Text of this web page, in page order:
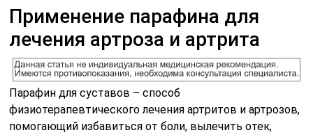
Применение парафина для
лечения артроза и артрита
Парафин для суставов – способ
физиотерапевтического лечения артритов и артрозов,
помогающий избавиться от боли, вылечить отек,